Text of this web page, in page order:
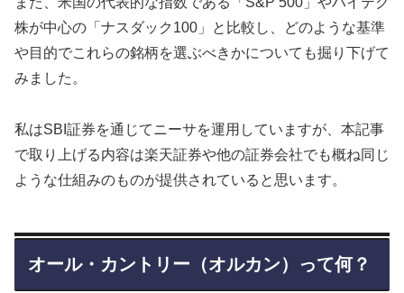
株が中心の「ナスダック100」と比較し、どのような基準
や目的でこれらの銘柄を選ぶべきかについても掘り下げて
みました。
私はSBI証券を通じてニーサを運用していますが、本記事
で取り上げる内容は楽天証券や他の証券会社でも概ね同じ
ような仕組みのものが提供されていると思います。
オール・カントリー（オルカン）って何？